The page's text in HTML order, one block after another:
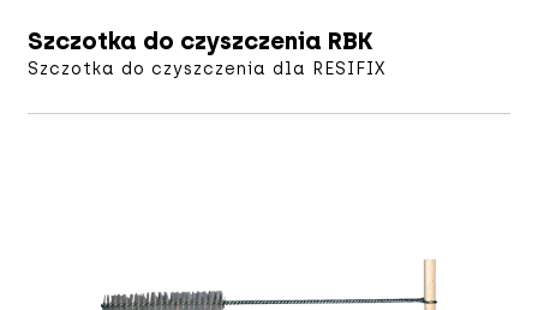
Szczotka do czyszczenia RBK
Szczotka do czyszczenia dla RESIFIX